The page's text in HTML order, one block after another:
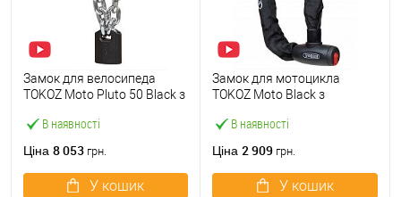
В наявності
Замок для велосипеда
TOKOZ Moto Pluto 50 Black з
Ціна 8 053 грн.
У кошик
В наявності
Замок для мотоцикла
TOKOZ Moto Black з
Ціна 2 909 грн.
У кошик